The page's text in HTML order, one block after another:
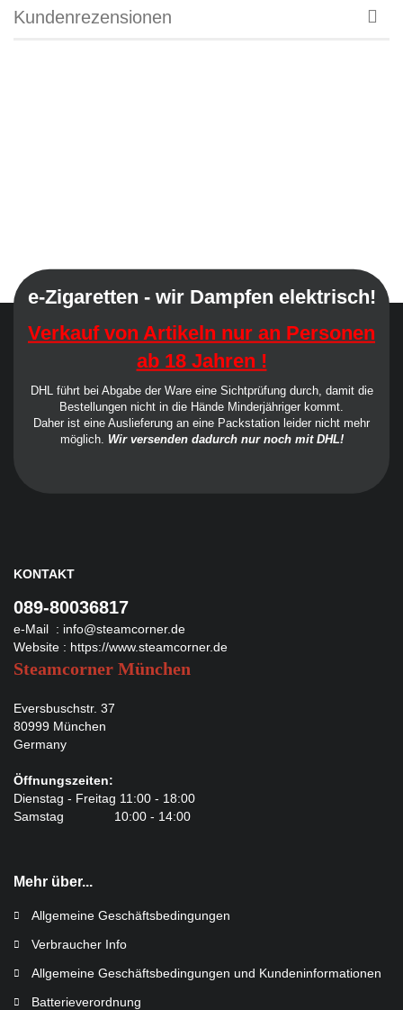
Kundenrezensionen
e-Zigaretten - wir Dampfen elektrisch!
Verkauf von Artikeln nur an Personen
ab 18 Jahren !
DHL führt bei Abgabe der Ware eine Sichtprüfung durch, damit die
Bestellungen nicht in die Hände Minderjähriger kommt.
Daher ist eine Auslieferung an eine Packstation leider nicht mehr
möglich. Wir versenden dadurch nur noch mit DHL!
KONTAKT
089-80036817
e-Mail : info@steamcorner.de
Website : https://www.steamcorner.de
Steamcorner München
Eversbuschstr. 37
80999 München
Germany
Öffnungszeiten:
Dienstag - Freitag 11:00 - 18:00
Samstag 10:00 - 14:00
Mehr über...
Allgemeine Geschäftsbedingungen
Verbraucher Info
Allgemeine Geschäftsbedingungen und Kundeninformationen
Batterieverordnung